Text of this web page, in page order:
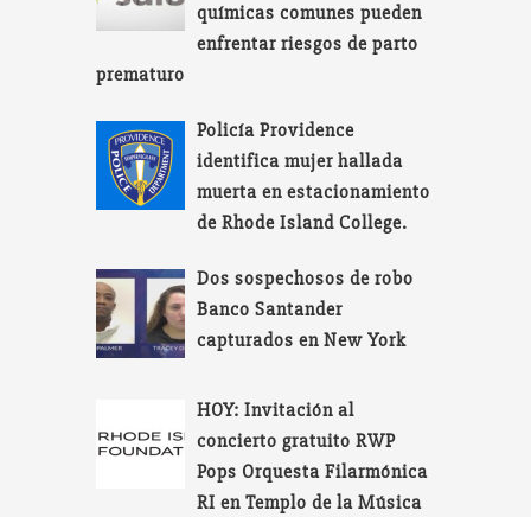
químicas comunes pueden
enfrentar riesgos de parto
prematuro
Policía Providence
identifica mujer hallada
muerta en estacionamiento
de Rhode Island College.
Dos sospechosos de robo
Banco Santander
capturados en New York
HOY: Invitación al
concierto gratuito RWP
Pops Orquesta Filarmónica
RI en Templo de la Música